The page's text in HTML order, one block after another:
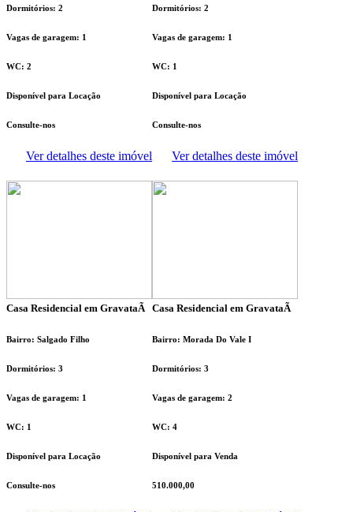
Dormitórios: 2
Vagas de garagem: 1
WC: 2
Disponível para Locação
Consulte-nos
Ver detalhes deste imóvel
Dormitórios: 2
Vagas de garagem: 1
WC: 1
Disponível para Locação
Consulte-nos
Ver detalhes deste imóvel
Casa Residencial em GravataÃ­
Bairro: Salgado Filho
Dormitórios: 3
Vagas de garagem: 1
WC: 1
Disponível para Locação
Consulte-nos
Casa Residencial em GravataÃ­
Bairro: Morada Do Vale I
Dormitórios: 3
Vagas de garagem: 2
WC: 4
Disponível para Venda
510.000,00